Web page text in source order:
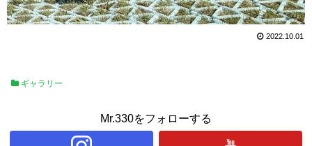
2022.10.01
ギャラリー
Mr.330をフォローする